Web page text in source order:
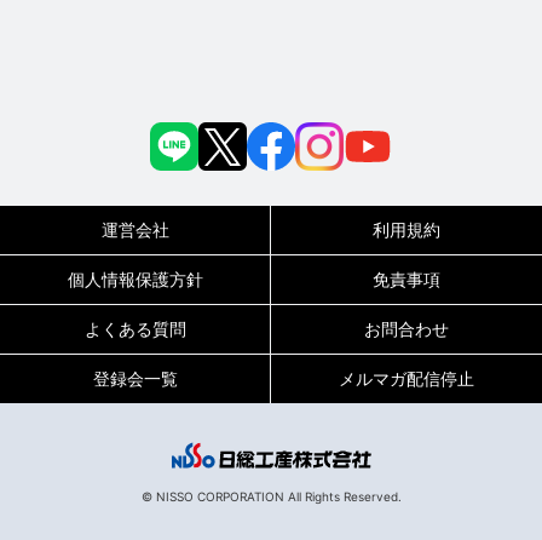
運営会社 利用規約
個人情報保護方針 免責事項
よくある質問 お問合わせ
登録会一覧 メルマガ配信停止
© NISSO CORPORATION All Rights Reserved.